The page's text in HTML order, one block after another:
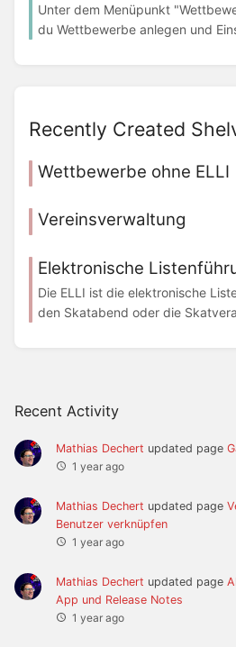
Recent Activity
Mathias Dechert updated page
1 year ago
Mathias Dechert updated page
Benutzer verknüpfen
1 year ago
Mathias Dechert updated page
App und Release Notes
1 year ago
Unter dem Menüpunkt
du Wettbewerbe anlegen und
Recently Created
Wettbewerbe ohne ELLI
Vereinsverwaltung
Elektronische
Die ELLI ist die elektronische
den Skatabend oder die